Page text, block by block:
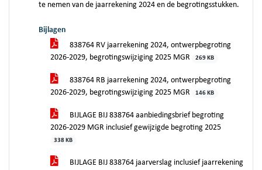
te nemen van de jaarrekening 2024 en de begrotingsstukken.
Bijlagen
838764 RV jaarrekening 2024, ontwerpbegroting
2026-2029, begrotingswijziging 2025 MGR
269 KB
838764 RB jaarrekening 2024, ontwerpbegroting
2026-2029, begrotingswijziging 2025 MGR
146 KB
BIJLAGE BIJ 838764 aanbiedingsbrief begroting
2026-2029 MGR inclusief gewijzigde begroting 2025
338 KB
BIJLAGE BIJ 838764 jaarverslag inclusief jaarrekening